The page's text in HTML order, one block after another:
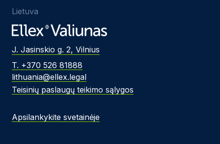
Lietuva
J. Jasinskio g. 2, Vilnius
T. +370 526 81888
lithuania@ellex.legal
Teisinių paslaugų teikimo sąlygos
Apsilankykite svetainėje